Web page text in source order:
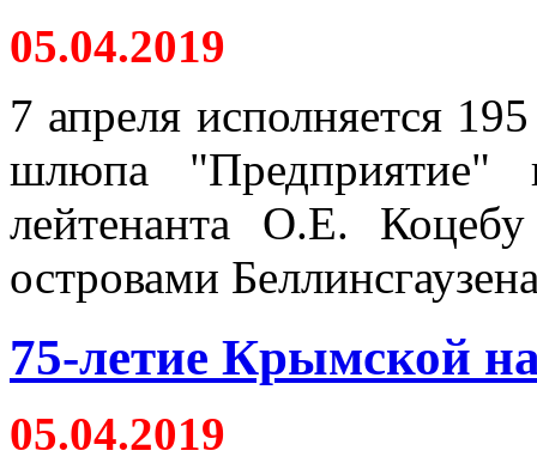
05.04.2019
7 апреля исполняется
шлюпа "Предприятие"
лейтенанта О.Е.
островами
75-летие Крымской
05.04.2019